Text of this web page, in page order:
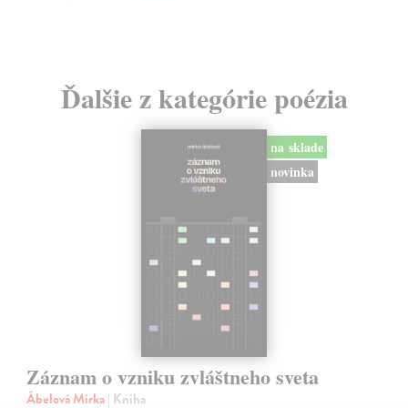
Ďalšie z kategórie poézia
na sklade
novinka
Záznam o vzniku zvláštneho sveta
Ábelová Mirka| Kniha